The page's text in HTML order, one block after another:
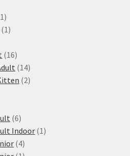
11
produktů
1 1
1616
produktů
1414
produktů
22
66
produktů
Indoor 1 1
44